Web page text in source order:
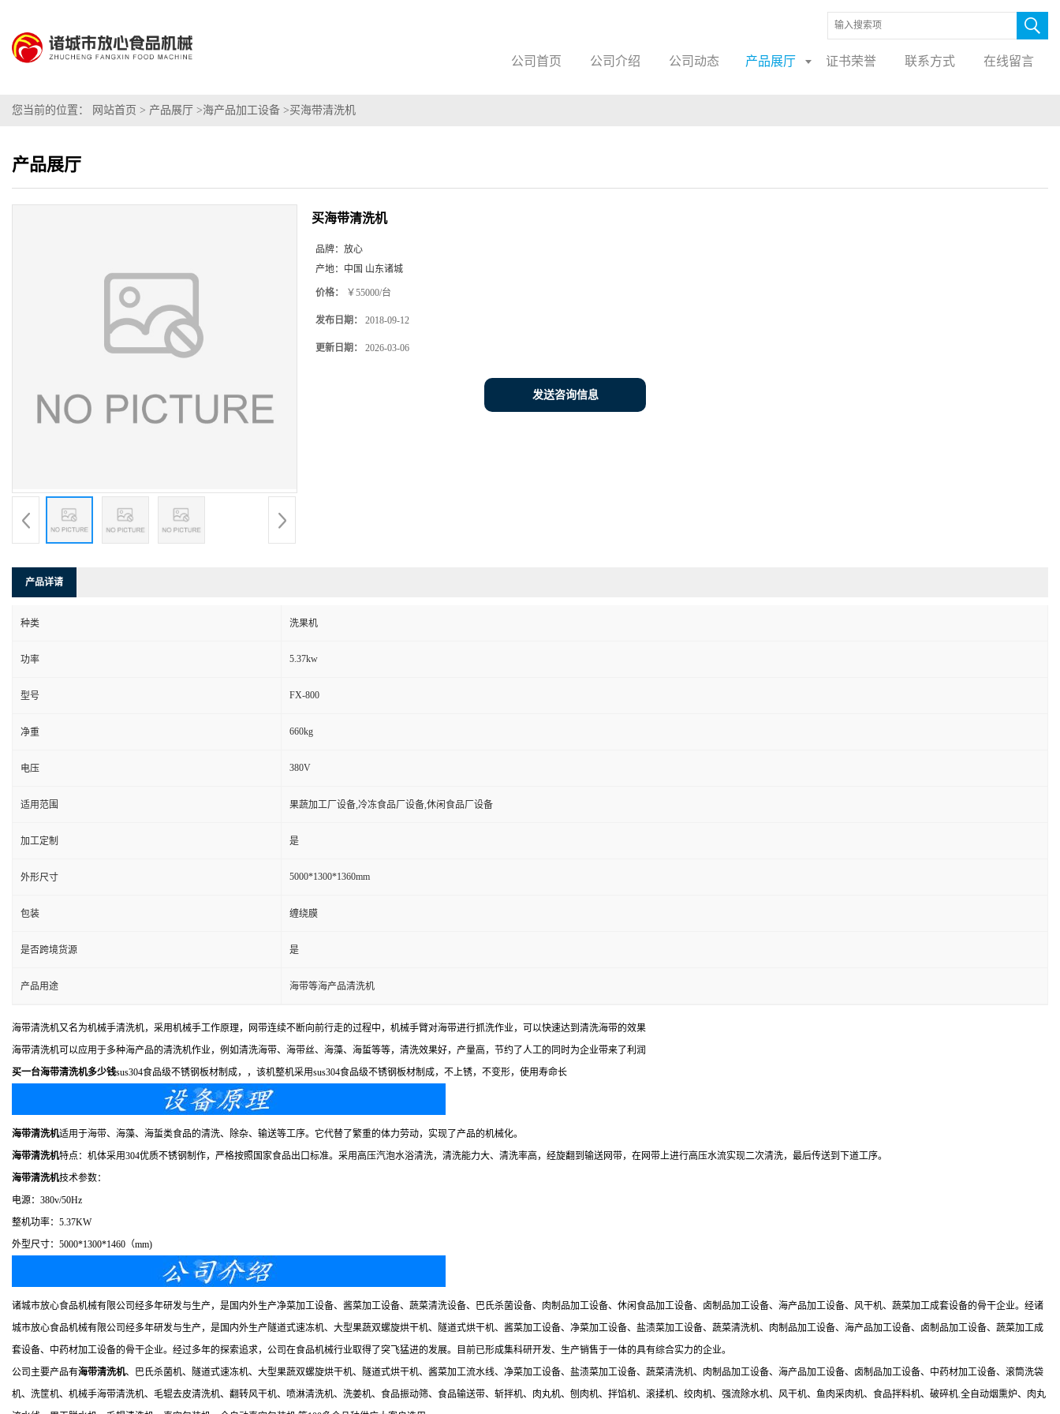
公司首页 公司介绍 公司动态 产品展厅 证书荣誉 联系方式 在线留言
您当前的位置： 网站首页 > 产品展厅 >海产品加工设备 >买海带清洗机
产品展厅
买海带清洗机
品牌： 放心
产地： 中国 山东诸城
价格： ￥55000/台
发布日期： 2018-09-12
更新日期： 2026-03-06
发送咨询信息
产品详请
种类 洗果机
功率 5.37kw
型号 FX-800
净重 660kg
电压 380V
适用范围 果蔬加工厂设备,冷冻食品厂设备,休闲食品厂设备
加工定制 是
外形尺寸 5000*1300*1360mm
包装 缠绕膜
是否跨境货源 是
产品用途 海带等海产品清洗机
海带清洗机又名为机械手清洗机，采用机械手工作原理，网带连续不断向前行走的过程中，机械手臂对海带进行抓洗作业，可以快速达到清洗海带的效果
海带清洗机可以应用于多种海产品的清洗机作业，例如清洗海带、海带丝、海藻、海蜇等等，清洗效果好，产量高，节约了人工的同时为企业带来了利润
买一台海带清洗机多少钱sus304食品级不锈钢板材制成，，该机整机采用sus304食品级不锈钢板材制成，不上锈，不变形，使用寿命长
海带清洗机适用于海带、海藻、海蜇类食品的清洗、除杂、输送等工序。它代替了繁重的体力劳动，实现了产品的机械化。
海带清洗机特点：机体采用304优质不锈钢制作，严格按照国家食品出口标准。采用高压汽泡水浴清洗，清洗能力大、清洗率高，经旋翻到输送网带，在网带上进行高压水流实现二次清洗，最后传送到下道工序。
海带清洗机技术参数：
电源：380v/50Hz
整机功率：5.37KW
外型尺寸：5000*1300*1460（mm)
诸城市放心食品机械有限公司经多年研发与生产，是国内外生产净菜加工设备、酱菜加工设备、蔬菜清洗设备、巴氏杀菌设备、肉制品加工设备、休闲食品加工设备、卤制品加工设备、海产品加工设备、风干机、蔬菜加工成套设备的骨干企业。经诸
城市放心食品机械有限公司经多年研发与生产，是国内外生产隧道式速冻机、大型果蔬双螺旋烘干机、隧道式烘干机、酱菜加工设备、净菜加工设备、盐渍菜加工设备、蔬菜清洗机、肉制品加工设备、海产品加工设备、卤制品加工设备、蔬菜加工成
套设备、中药材加工设备的骨干企业。经过多年的探索追求，公司在食品机械行业取得了突飞猛进的发展。目前已形成集科研开发、生产销售于一体的具有综合实力的企业。
公司主要产品有海带清洗机、巴氏杀菌机、隧道式速冻机、大型果蔬双螺旋烘干机、隧道式烘干机、酱菜加工流水线、净菜加工设备、盐渍菜加工设备、蔬菜清洗机、肉制品加工设备、海产品加工设备、卤制品加工设备、中药材加工设备、滚筒洗袋
机、洗筐机、机械手海带清洗机、毛辊去皮清洗机、翻转风干机、喷淋清洗机、洗姜机、食品振动筛、食品输送带、斩拌机、肉丸机、刨肉机、拌馅机、滚揉机、绞肉机、强流除水机、风干机、鱼肉采肉机、食品拌料机、破碎机.全自动烟熏炉、肉丸